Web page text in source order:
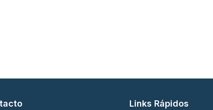
Links Rápidos